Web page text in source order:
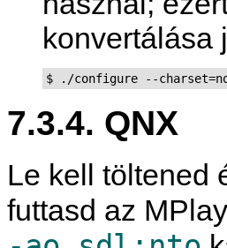
konvertálása
$ ./configure --
7.3.4. QNX
Le kell töltened
futtasd az